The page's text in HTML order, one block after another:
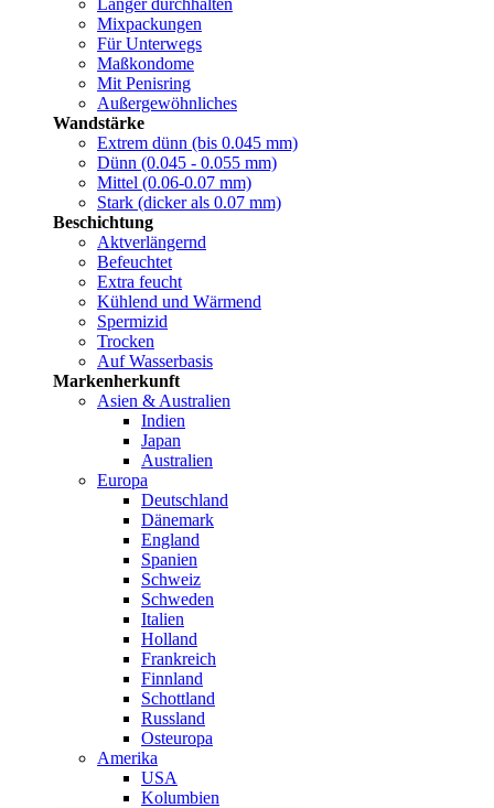
Länger durchhalten
Mixpackungen
Für Unterwegs
Maßkondome
Mit Penisring
Außergewöhnliches
Wandstärke
Extrem dünn (bis 0.045 mm)
Dünn (0.045 - 0.055 mm)
Mittel (0.06-0.07 mm)
Stark (dicker als 0.07 mm)
Beschichtung
Aktverlängernd
Befeuchtet
Extra feucht
Kühlend und Wärmend
Spermizid
Trocken
Auf Wasserbasis
Markenherkunft
Asien & Australien
Indien
Japan
Australien
Europa
Deutschland
Dänemark
England
Spanien
Schweiz
Schweden
Italien
Holland
Frankreich
Finnland
Schottland
Russland
Osteuropa
Amerika
USA
Kolumbien